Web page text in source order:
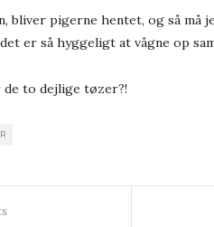
bliver pigerne hentet, og så må
er så hyggeligt at vågne op
de to dejlige tøzer?!